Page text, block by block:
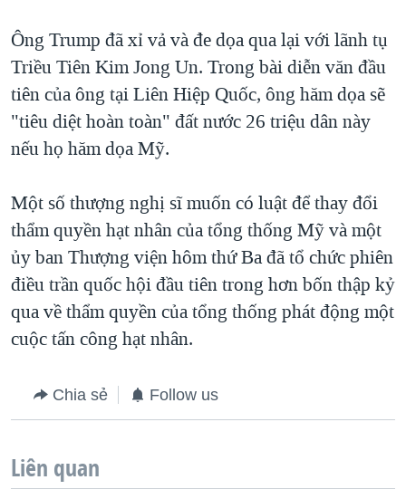
Ông Trump đã xỉ vả và đe dọa qua lại với lãnh tụ
Triều Tiên Kim Jong Un. Trong bài diễn văn đầu
tiên của ông tại Liên Hiệp Quốc, ông hăm dọa sẽ
"tiêu diệt hoàn toàn" đất nước 26 triệu dân này
nếu họ hăm dọa Mỹ.
Một số thượng nghị sĩ muốn có luật để thay đổi
thẩm quyền hạt nhân của tổng thống Mỹ và một
ủy ban Thượng viện hôm thứ Ba đã tổ chức phiên
điều trần quốc hội đầu tiên trong hơn bốn thập kỷ
qua về thẩm quyền của tổng thống phát động một
cuộc tấn công hạt nhân.
Chia sẻ Follow us
Liên quan